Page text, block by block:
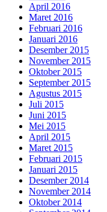
April 2016
Maret 2016
Februari 2016
Januari 2016
Desember 2015
November 2015
Oktober 2015
September 2015
Agustus 2015
Juli 2015
Juni 2015
Mei 2015
April 2015
Maret 2015
Februari 2015
Januari 2015
Desember 2014
November 2014
Oktober 2014